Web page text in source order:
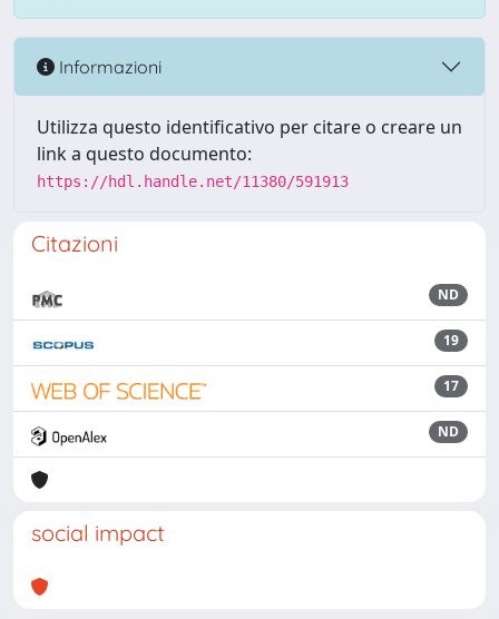
Informazioni
Utilizza questo identificativo per citare o creare un
link a questo documento:
https://hdl.handle.net/11380/591913
Citazioni
ND
19
17
ND
social impact